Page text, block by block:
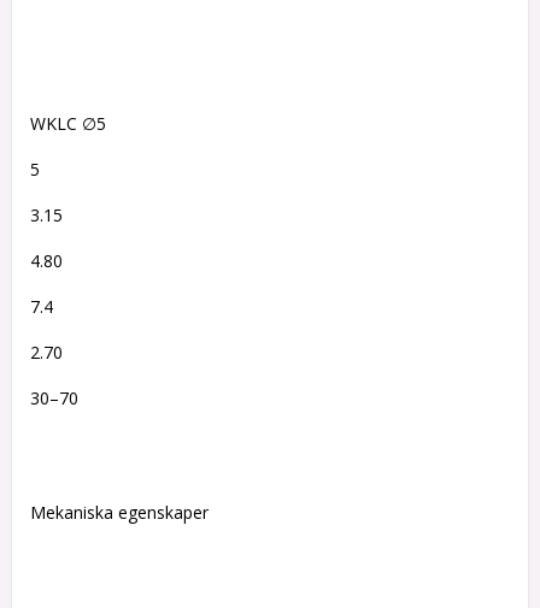
WKLC ∅5
5
3.15
4.80
7.4
2.70
30–70
Mekaniska egenskaper